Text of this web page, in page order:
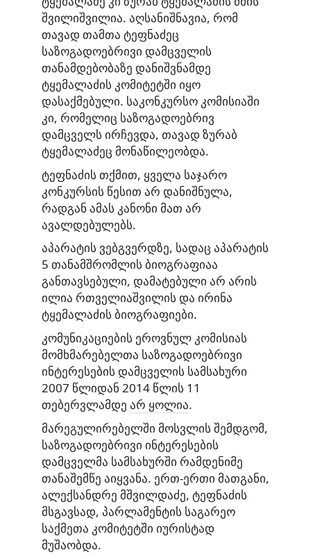
შვილიშვილია. აღსანიშნავია, რომ
თავად თამთა ტეფნაძეც
საზოგადოებრივი დამცველის
თანამდებობაზე დანიშვნამდე
ტყემალაძის კომიტეტში იყო
დასაქმებული. საკონკურსო კომისიაში
კი, რომელიც საზოგადოებრივ
დამცველს ირჩევდა, თავად ზურაბ
ტყემალაძეც მონაწილეობდა.
ტეფნაძის თქმით, ყველა საჯარო
კონკურსის წესით არ დანიშნულა,
რადგან ამას კანონი მათ არ
ავალდებულებს.
აპარატის ვებგვერდზე, სადაც აპარატის
5 თანამშრომლის ბიოგრაფიაა
განთავსებული, დამატებული არ არის
ილია რთველიაშვილის და ირინა
ტყემალაძის ბიოგრაფიები.
კომუნიკაციების ეროვნულ კომისიას
მომხმარებელთა საზოგადოებრივი
ინტერესების დამცველის სამსახური
2007 წლიდან 2014 წლის 11
თებერვლამდე არ ყოლია.
მარეგულირებელში მოსვლის შემდგომ,
საზოგადოებრივი ინტერესების
დამცველმა სამსახურში რამდენიმე
თანაშემწე აიყვანა. ერთ-ერთი მათგანი,
ალექსანდრე მშვილდაძე, ტეფნაძის
მსგავსად, პარლამენტის საგარეო
საქმეთა კომიტეტში იურისტად
მუშაობდა.